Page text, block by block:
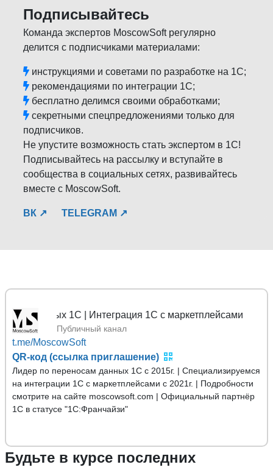
Подписывайтесь
Команда экспертов MoscowSoft регулярно
делится с подписчиками материалами:
инструкциями и советами по разработке на 1С;
рекомендациями по интеграции 1С;
бесплатно делимся своими обработками;
секретными спецпредложениями только для
подписчиков.
Не упустите возможность стать экспертом в 1С!
Подписывайтесь на рассылку и вступайте в
сообщества в социальных сетях, развивайтесь
вместе с MoscowSoft.
ВК ↗ TELEGRAM ↗
1С | Интеграция 1С с маркетплейсами
Публичный канал
t.me/MoscowSoft
QR-код (ссылка приглашение)
Лидер по переносам данных 1С с 2015г. | Специализируемся
на интеграции 1С с маркетплейсами с 2021г. | Подробности
смотрите на сайте moscowsoft.com | Официальный партнёр
1С в статусе "1С:Франчайзи"
Будьте в курсе последних